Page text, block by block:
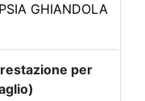
GHIANDOLA
per